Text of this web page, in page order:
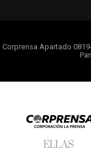
Corprensa Apartado